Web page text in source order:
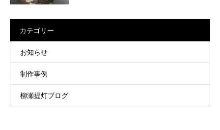
カテゴリー
お知らせ
制作事例
柳瀬提灯ブログ